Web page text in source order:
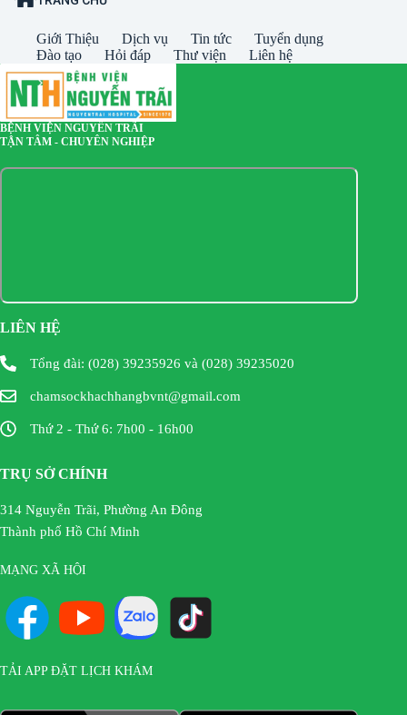
Giới Thiệu Dịch vụ Tin tức
Tuyển dụng
Đào tạo
Hỏi đáp Thư viện Liên hệ
BỆNH VIỆN NGUYỄN TRÃI
TẬN TÂM - CHUYÊN NGHIỆP
LIÊN HỆ
Tổng đài: (028) 39235926 và (028) 39235020
chamsockhachhangbvnt@gmail.com
Thứ 2 - Thứ 6: 7h00 - 16h00
TRỤ SỞ CHÍNH
314 Nguyễn Trãi, Phường An Đông
Thành phố Hồ Chí Minh
MẠNG XÃ HỘI
TẢI APP ĐẶT LỊCH KHÁM